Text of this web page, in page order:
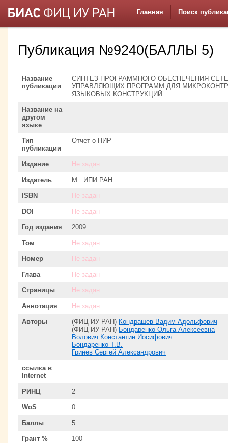
Главная Поиск
Публикация №9240(БАЛЛЫ 5)
Название
публикации
СИНТЕЗ ПРОГРАММНОГО ОБЕСПЕЧЕНИЯ
УПРАВЛЯЮЩИХ ПРОГРАММ ДЛЯ
ЯЗЫКОВЫХ КОНСТРУКЦИЙ
Название на
другом
языке
Тип
публикации
Отчет о НИР
Издание Не задан
Издатель М.: ИПИ РАН
ISBN Не задан
DOI Не задан
Год издания 2009
Том Не задан
Номер Не задан
Глава Не задан
Страницы Не задан
Аннотация Не задан
Авторы (ФИЦ ИУ РАН) Кондрашев Вадим Адольфович
(ФИЦ ИУ РАН) Бондаренко Ольга Алексеевна
Волович Константин Иосифович
Бондаренко Т.В.
Гринев Сергей Александрович
ссылка в
Internet
РИНЦ 2
WoS 0
Баллы 5
Грант % 100